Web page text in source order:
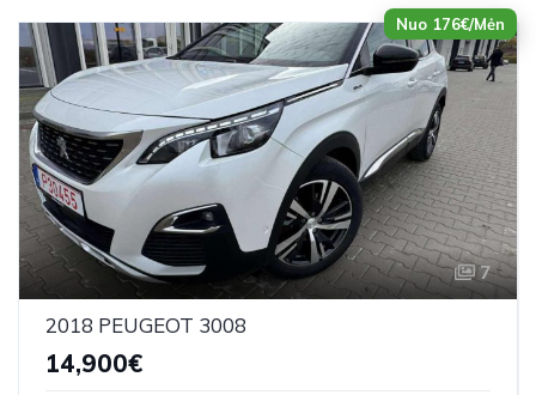
Nuo 176€/Mėn
7
2018 PEUGEOT 3008
14,900€